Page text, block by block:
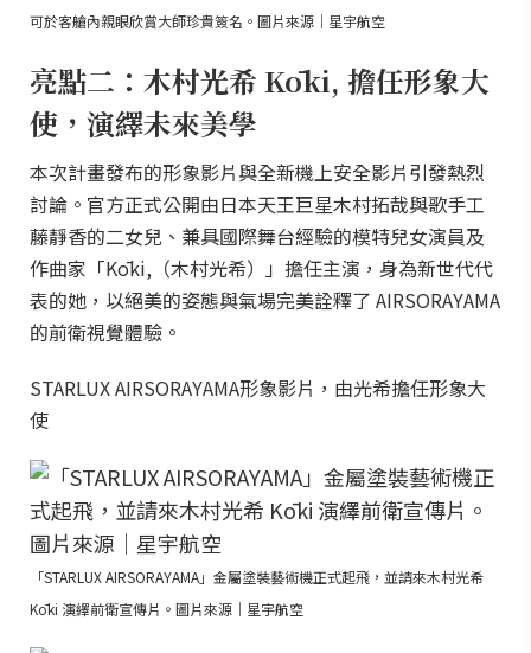
可於客艙內親眼欣賞大師珍貴簽名。圖片來源｜星宇航空
亮點二：木村光希 Kōki, 擔任形象大
使，演繹未來美學
本次計畫發布的形象影片與全新機上安全影片引發熱烈
討論。官方正式公開由日本天王巨星木村拓哉與歌手工
藤靜香的二女兒、兼具國際舞台經驗的模特兒女演員及
作曲家「Kōki,（木村光希）」擔任主演，身為新世代代
表的她，以絕美的姿態與氣場完美詮釋了 AIRSORAYAMA
的前衛視覺體驗。
STARLUX AIRSORAYAMA形象影片，由光希擔任形象大
使
「STARLUX AIRSORAYAMA」金屬塗裝藝術機正式起飛，並請來木村光希
Kōki 演繹前衛宣傳片。圖片來源｜星宇航空